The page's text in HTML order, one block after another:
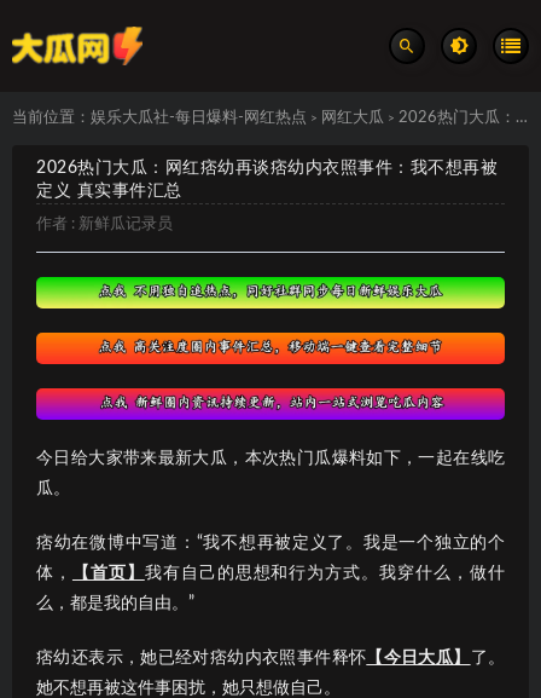
当前位置： 娱乐大瓜社-每日爆料-网红热点 > 网红大瓜 > 2026热门大瓜：网红痞幼再谈痞幼内衣照事件：我不想再被定义 真实事件汇总
2026热门大瓜：网红痞幼再谈痞幼内衣照事件：我不想再被
定义 真实事件汇总
作者 : 新鲜瓜记录员
今日给大家带来最新大瓜，本次热门瓜爆料如下，一起在线吃
瓜。
痞幼在微博中写道：“我不想再被定义了。我是一个独立的个
体，
【首页】 我有自己的思想和行为方式。我穿什么，做什
么，都是我的自由。”
痞幼还表示，她已经对痞幼内衣照事件释怀 【今日大瓜】 了。
她不想再被这件事困扰，她只想做自己。